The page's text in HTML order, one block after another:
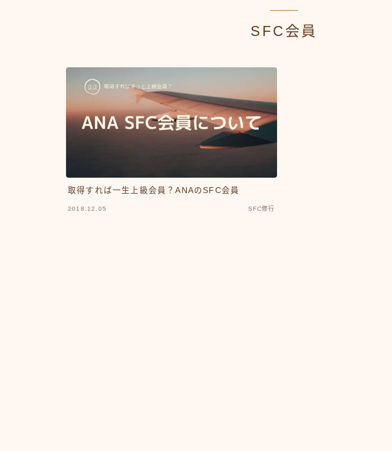
SFC会員
取得すれば一生上級会員？ANAのSFC会員
2018.12.05 SFC修行